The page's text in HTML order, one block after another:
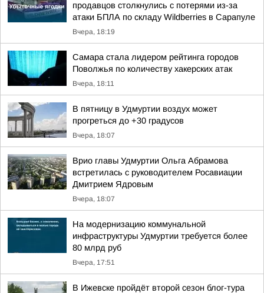
продавцов столкнулись с потерями из-за
атаки БПЛА по складу Wildberries в Сарапуле
Вчера, 18:19
Самара стала лидером рейтинга городов
Поволжья по количеству хакерских атак
Вчера, 18:11
В пятницу в Удмуртии воздух может
прогреться до +30 градусов
Вчера, 18:07
Врио главы Удмуртии Ольга Абрамова
встретилась с руководителем Росавиации
Дмитрием Ядровым
Вчера, 18:07
На модернизацию коммунальной
инфраструктуры Удмуртии требуется более
80 млрд руб
Вчера, 17:51
В Ижевске пройдёт второй сезон блог-тура